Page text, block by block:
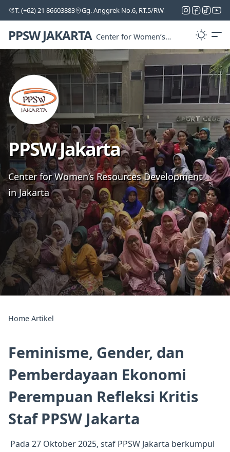
T. (+62) 21 86603883 Gg. Anggrek No.6, RT.5/RW.5, Cipinang Melayu,
PPSW JAKARTA Center for Women’s
Resources
Development in Jakarta
PPSW Jakarta
Center for Women’s Resources Development
in Jakarta
Home Artikel
Feminisme, Gender, dan
Pemberdayaan Ekonomi
Perempuan Refleksi Kritis
Staf PPSW Jakarta
Pada 27 Oktober 2025, staf PPSW Jakarta berkumpul